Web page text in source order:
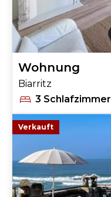
Wohnung
Biarritz
3 Schlafzimmer
Verkauft